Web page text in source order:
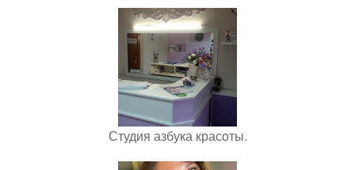
Студия азбука красоты.